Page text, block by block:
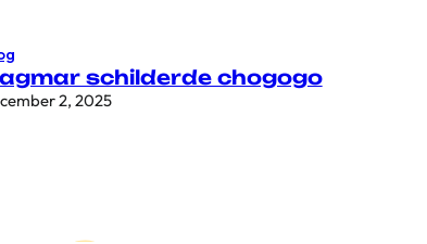
schilderde chogogo
2, 2025